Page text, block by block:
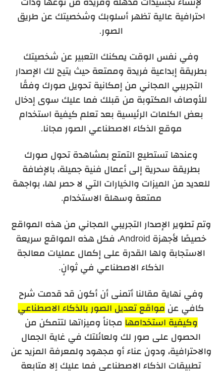
احترافية عالية تظهر أسلوبك وشخصيتك عن طريق
الصور.
وفي نفس الوقت يمكنك التعبير عن شخصيتك
بطريقة إبداعية فريدة وممتعة حيث يتيح لك الإصدار
التجريبي المجاني من إمكانية تحويل صورك وفقًا
للأوصاف المكتوبة من قبلك فما عليك سوى إدخال
بعض الكلمات الرئيسية بعد تعلم كيفية استخدام
موقع الذكاء الاصطناعي الصور مجانا.
وعندها تستطيع التمتع بمشاهدة تحول صورك
بطريقة سحرية إلى أعمال فنية جميلة، بالإضافة
للعديد من الميزات والخيارات التي لا حصر لها، بواجهة
ممتعة وسهلة الاستخدام.
وتم تطوير الإصدار التجريبي المجاني من هذه المواقع
خصيصًا لأجهزة Android، فكل هذه المواقع سريعة
الاستجابة ولها القدرة على إكمال عمليات معالجة
الذكاء الاصطناعي في ثوانٍ.
وفي نهاية مقالنا أتمنى أن أكون قد قدمت شرح
كافي عن مواقع تعديل الصور بالذكاء الاصطناعي
وكيفية استخدامها مجاناً وميزاتها لتتمكن من
الحصول على صور لك ولعائلتك في غاية الجمال
والاحترافية، ودون عناء أو مجهود ولمعرفة المزيد عن
تطبيقات الذكاء الاصطناعي فما عليك إلا متابعة